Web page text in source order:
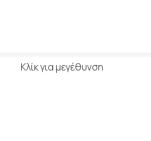
Κλίκ για μεγέθυνση